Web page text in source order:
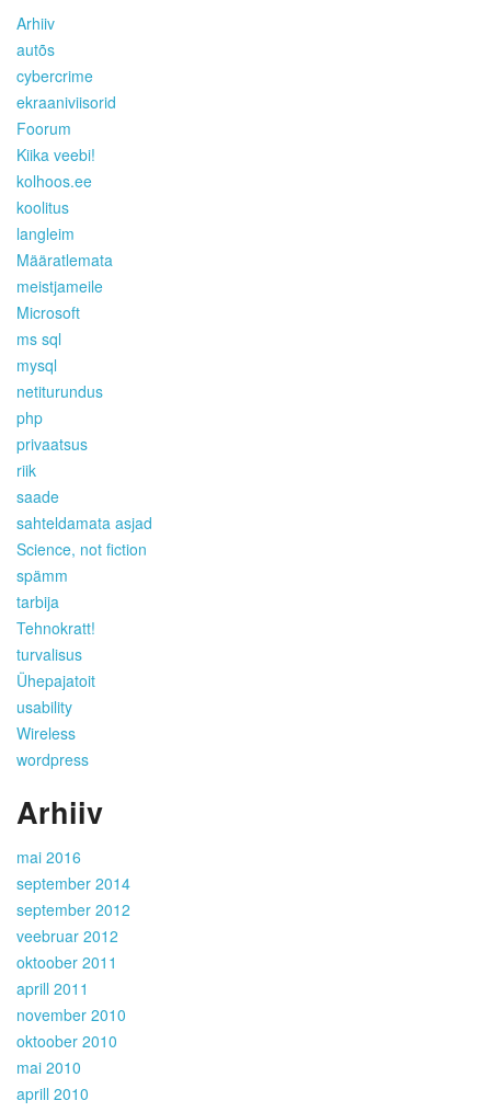
Arhiiv
autõs
cybercrime
ekraaniviisorid
Foorum
Kiika veebi!
kolhoos.ee
koolitus
langleim
Määratlemata
meistjameile
Microsoft
ms sql
mysql
netiturundus
php
privaatsus
riik
saade
sahteldamata asjad
Science, not fiction
spämm
tarbija
Tehnokratt!
turvalisus
Ühepajatoit
usability
Wireless
wordpress
Arhiiv
mai 2016
september 2014
september 2012
veebruar 2012
oktoober 2011
aprill 2011
november 2010
oktoober 2010
mai 2010
aprill 2010